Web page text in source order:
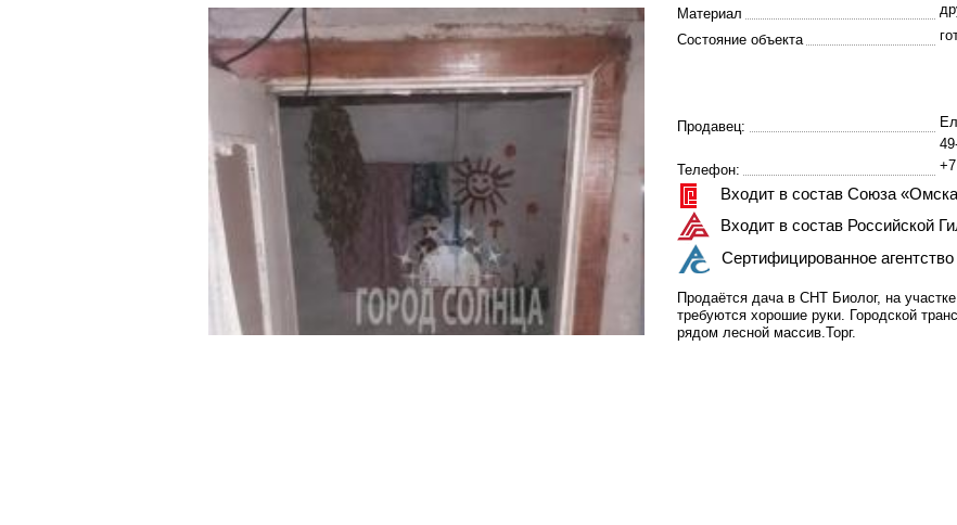
Материал
Состояние объекта
Продавец:
Телефон:
Входит в состав Союза
Входит в состав Российской
Сертифицированное
Продаётся дача в СНТ Биолог, на
требуются хорошие руки. Городской
рядом лесной массив.Торг.